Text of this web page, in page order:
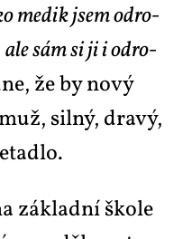
me­dik jsem odro­
ale sám si ji i odro­
že by no­vý
sil­ný, dra­vý,
zá­klad­ní ško­le